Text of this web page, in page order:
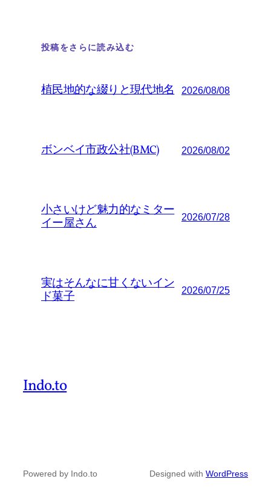
投稿をさらに読み込む
植民地的な綴りと現代地名 2026/08/08
ボンベイ市政公社(BMC) 2026/08/02
小さいけど魅力的なミター
イー屋さん
2026/07/28
実はそんなに甘くないイン
ド菓子
2026/07/25
Indo.to
Powered by Indo.to Designed with WordPress